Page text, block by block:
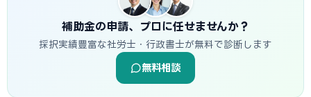
補助金の申請、プロに任せませんか？
採択実績豊富な社労士・行政書士が無料で診断します
無料相談